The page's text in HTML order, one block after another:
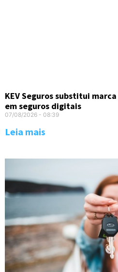
KEV Seguros substitui
em seguros digitais
07/08/2026 08:39
Leia mais